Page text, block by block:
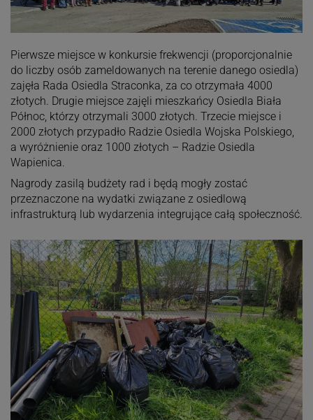
Pierwsze miejsce w konkursie frekwencji (proporcjonalnie
do liczby osób zameldowanych na terenie danego osiedla)
zajęła Rada Osiedla Straconka, za co otrzymała 4000
złotych. Drugie miejsce zajęli mieszkańcy Osiedla Biała
Północ, którzy otrzymali 3000 złotych. Trzecie miejsce i
2000 złotych przypadło Radzie Osiedla Wojska Polskiego,
a wyróżnienie oraz 1000 złotych – Radzie Osiedla
Wapienica.
Nagrody zasilą budżety rad i będą mogły zostać
przeznaczone na wydatki związane z osiedlową
infrastrukturą lub wydarzenia integrujące całą społeczność.